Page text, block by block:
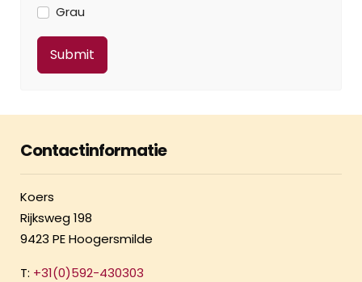
Grau
Contactinformatie
Koers
Rijksweg 198
9423 PE Hoogersmilde
T: +31(0)592-430303